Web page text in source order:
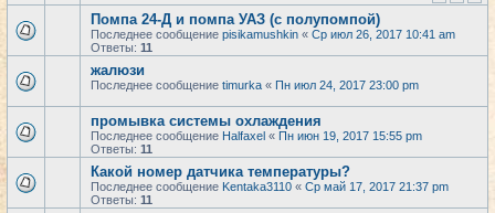
Помпа 24-Д и помпа УАЗ (с полупомпой)
Последнее сообщение pisikamushkin « Ср июл 26, 2017 10:41 am
Ответы: 11
жалюзи
Последнее сообщение timurka « Пн июл 24, 2017 23:00 pm
промывка системы охлаждения
Последнее сообщение Halfaxel « Пн июн 19, 2017 15:55 pm
Ответы: 11
Какой номер датчика температуры?
Последнее сообщение Kentaka3110 « Ср май 17, 2017 21:37 pm
Ответы: 11